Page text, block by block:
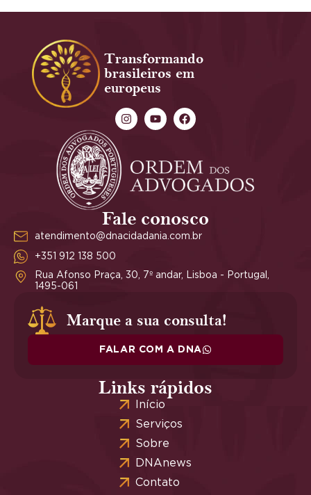
Transformando
brasileiros em
europeus
Fale conosco
atendimento@dnacidadania.com.br
+351 912 138 500
Rua Afonso Praça, 30, 7º andar, Lisboa - Portugal,
1495-061
Marque a sua consulta!
FALAR COM A DNA
Links rápidos
Início
Serviços
Sobre
DNAnews
Contato